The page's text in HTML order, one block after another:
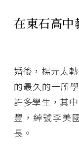
在東石高
婚後，楊元太
的最久的一所
許多學生，其
豐，綽號李美
長。